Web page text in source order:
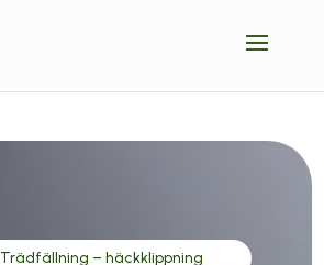
– häckklippning